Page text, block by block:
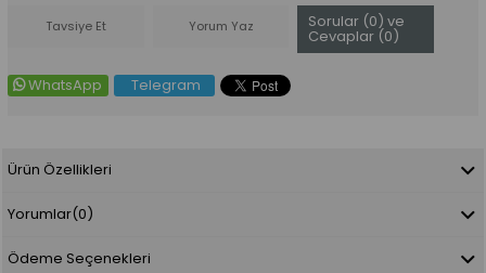
Tavsiye Et Yorum Yaz Sorular (0) ve
Cevaplar (0)
WhatsApp Telegram
Ürün Özellikleri
Yorumlar(0)
Ödeme Seçenekleri